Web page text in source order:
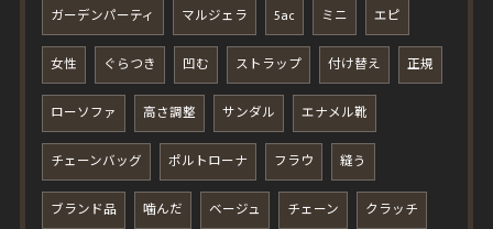
ガーデンパーティ マルジェラ 5ac ミニ エピ
女性 ぐらつき 凹む ストラップ 付け替え 正規
ローソファ 高さ調整 サンダル エナメル靴
チェーンバッグ ポルトローナ フラウ 縫う
ブランド品 噛んだ ベージュ チェーン クラッチ